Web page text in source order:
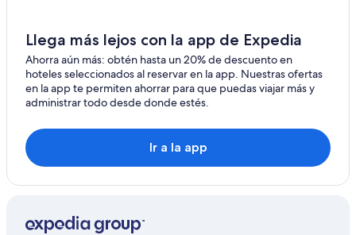
B&B en Rapperswil-Jona
Hoteles en Rapperswil-Jona
Hoteles en Gaiserwald
Hoteles en Gommiswald
Hoteles cerca de Säntis
Hoteles en Lichtensteig
Llega más lejos con la app de Expedia
Ahorra aún más: obtén hasta un 20% de descuento en
hoteles seleccionados al reservar en la app. Nuestras ofertas
en la app te permiten ahorrar para que puedas viajar más y
administrar todo desde donde estés.
Ir a la app